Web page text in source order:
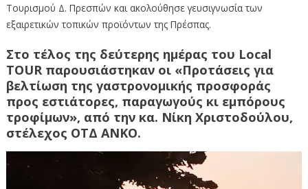
Τουρισμού Δ. Πρεσπών και ακολούθησε γευσιγνωσία των
εξαιρετικών τοπικών προϊόντων της Πρέσπας.
Στο τέλος της δεύτερης ημέρας του Local
TOUR παρουσιάστηκαν οι «Προτάσεις για
βελτίωση της γαστρονομικής προσφοράς
προς εστιάτορες, παραγωγούς κι εμπόρους
τροφίμων», από την κα. Νίκη Χριστοδούλου,
στέλεχος ΟΤΔ ΑΝΚΟ.